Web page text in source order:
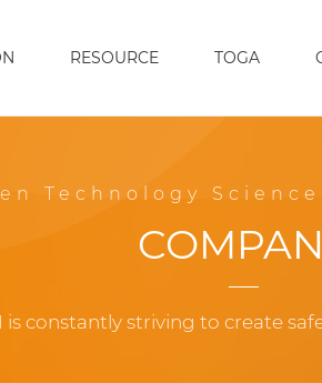
RESOURCE TOGA
Technology
is constantly striving to create